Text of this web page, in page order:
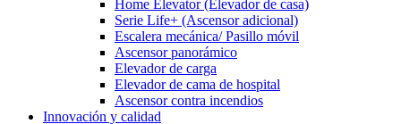
Home Elevator (Elevador de casa)
Serie Life+ (Ascensor adicional)
Escalera mecánica/ Pasillo móvil
Ascensor panorámico
Elevador de carga
Elevador de cama de hospital
Ascensor contra incendios
Innovación y calidad